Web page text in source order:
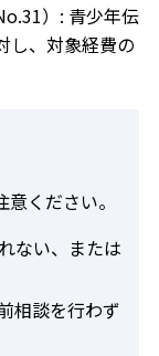
）: 青少年伝
し、対象経費の
ください。
ない、または
相談を行わず